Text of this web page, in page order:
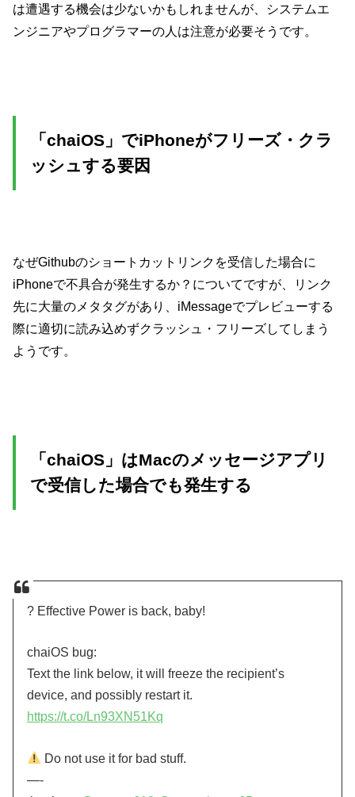
は遭遇する機会は少ないかもしれませんが、システムエ
ンジニアやプログラマーの人は注意が必要そうです。
「chaiOS」でiPhoneがフリーズ・クラ
ッシュする要因
なぜGithubのショートカットリンクを受信した場合に
iPhoneで不具合が発生するか？についてですが、リンク
先に大量のメタタグがあり、iMessageでプレビューする
際に適切に読み込めずクラッシュ・フリーズしてしまう
ようです。
「chaiOS」はMacのメッセージアプリ
で受信した場合でも発生する
? Effective Power is back, baby!
chaiOS bug:
Text the link below, it will freeze the recipient’s
device, and possibly restart it.
https://t.co/Ln93XN51Kq
Do not use it for bad stuff.
—-